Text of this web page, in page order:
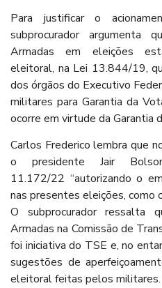
Para justificar o
subprocurador argumenta
Armadas em eleições
eleitoral, na Lei 13.844/19,
dos órgãos do Executivo
militares para Garantia da
ocorre em virtude da Garantia
Carlos Frederico lembra que
o presidente Jair
11.172/22 “autorizando o
nas presentes eleições, como
O subprocurador ressalta
Armadas na Comissão de
foi iniciativa do TSE e, no
sugestões de
eleitoral feitas pelos militares.